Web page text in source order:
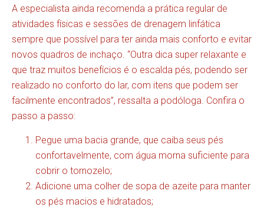
A especialista ainda recomenda a prática regular de
atividades físicas e sessões de drenagem linfática
sempre que possível para ter ainda mais conforto e evitar
novos quadros de inchaço. “Outra dica super relaxante e
que traz muitos benefícios é o escalda pés, podendo ser
realizado no conforto do lar, com itens que podem ser
facilmente encontrados”, ressalta a podóloga. Confira o
passo a passo:
Pegue uma bacia grande, que caiba seus pés
confortavelmente, com água morna suficiente para
cobrir o tornozelo;
Adicione uma colher de sopa de azeite para manter
os pés macios e hidratados;